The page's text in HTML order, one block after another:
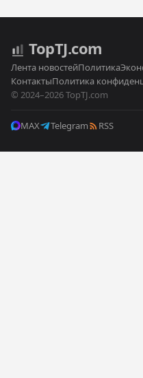
TopTJ.com
Лента новостейПолитика
КонтактыПолитика
© 2024–2026 TopTJ.com
MAX Telegram RSS